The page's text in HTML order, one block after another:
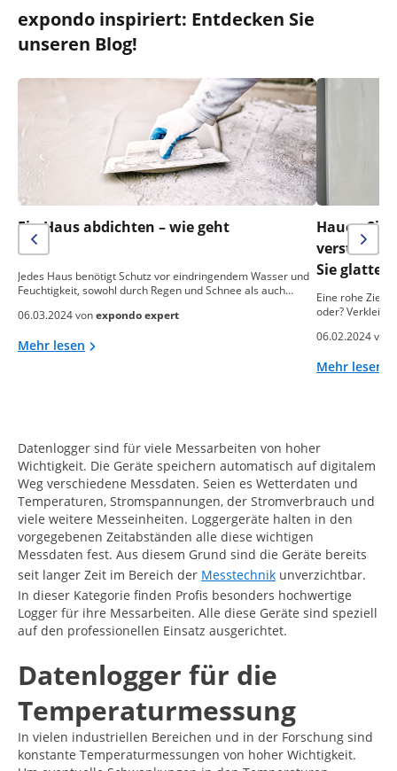
expondo inspiriert: Entdecken Sie
unseren Blog!
Ein Haus abdichten – wie geht
das?
Jedes Haus benötigt Schutz vor eindringendem Wasser und
Feuchtigkeit, sowohl durch Regen und Schnee als auch…
06.03.2024 vonexpondo expert
Mehr lesen
Hauen Sie
Sie glatte
Eine rohe
oder?
06.02.2024 von
Mehr lesen
Datenlogger sind für viele Messarbeiten von hoher
Wichtigkeit. Die Geräte speichern automatisch auf digitalem
Weg verschiedene Messdaten. Seien es Wetterdaten und
Temperaturen, Stromspannungen, der Stromverbrauch und
viele weitere Messeinheiten. Loggergeräte halten in den
vorgegebenen Zeitabständen alle diese wichtigen
Messdaten fest. Aus diesem Grund sind die Geräte bereits
seit langer Zeit im Bereich der Messtechnik unverzichtbar.
In dieser Kategorie finden Profis besonders hochwertige
Logger für ihre Messarbeiten. Alle diese Geräte sind speziell
auf den professionellen Einsatz ausgerichtet.
Datenlogger für die
Temperaturmessung
In vielen industriellen Bereichen und in der Forschung sind
konstante Temperaturmessungen von hoher Wichtigkeit.